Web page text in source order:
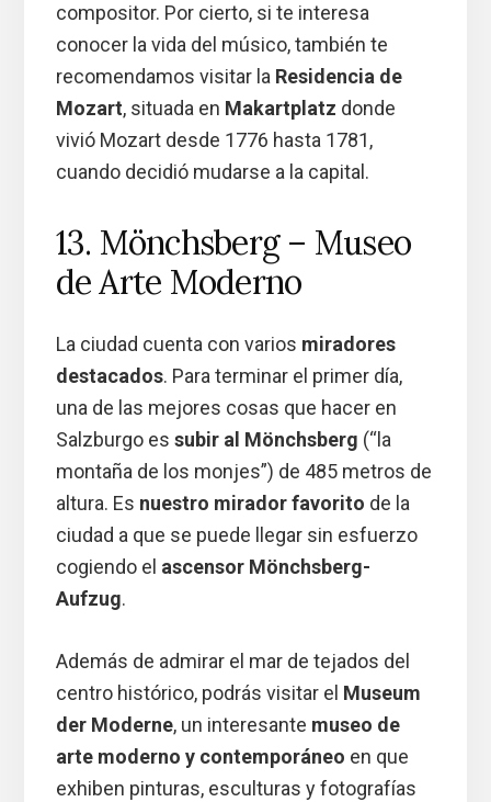
compositor. Por cierto, si te interesa
conocer la vida del músico, también te
recomendamos visitar la Residencia de
Mozart, situada en Makartplatz donde
vivió Mozart desde 1776 hasta 1781,
cuando decidió mudarse a la capital.
13. Mönchsberg – Museo
de Arte Moderno
La ciudad cuenta con varios miradores
destacados. Para terminar el primer día,
una de las mejores cosas que hacer en
Salzburgo es subir al Mönchsberg (“la
montaña de los monjes”) de 485 metros de
altura. Es nuestro mirador favorito de la
ciudad a que se puede llegar sin esfuerzo
cogiendo el ascensor Mönchsberg-
Aufzug.
Además de admirar el mar de tejados del
centro histórico, podrás visitar el Museum
der Moderne, un interesante museo de
arte moderno y contemporáneo en que
exhiben pinturas, esculturas y fotografías